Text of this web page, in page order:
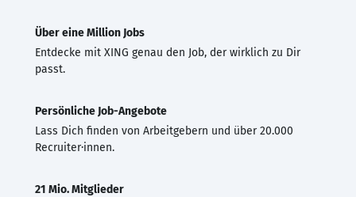
Über eine Million Jobs
Entdecke mit XING genau den Job, der wirklich zu Dir
passt.
Persönliche Job-Angebote
Lass Dich finden von Arbeitgebern und über 20.000
Recruiter·innen.
21 Mio. Mitglieder